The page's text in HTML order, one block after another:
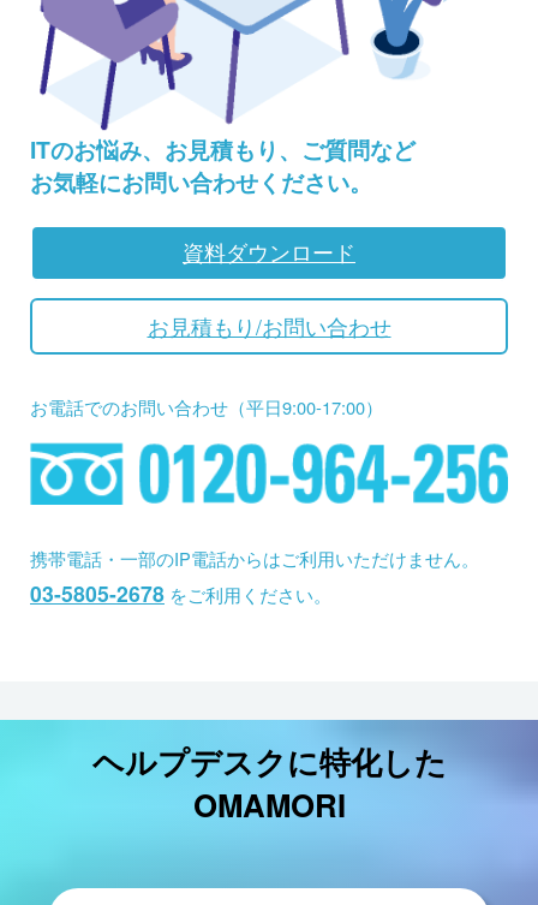
ITのお悩み、お見積もり、ご質問など
お気軽にお問い合わせください。
資料ダウンロード
お見積もり/お問い合わせ
お電話でのお問い合わせ（平日9:00-17:00）
携帯電話・一部のIP電話からはご利用いただけません。
03-5805-2678 をご利用ください。
ヘルプデスクに特化した
OMAMORI